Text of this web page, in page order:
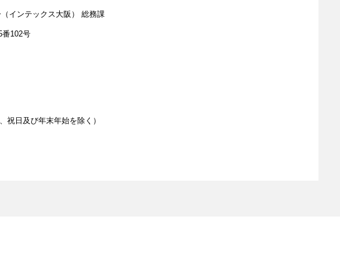
（インテックス大阪） 総務課
番102号
、祝日及び年末年始を除く）